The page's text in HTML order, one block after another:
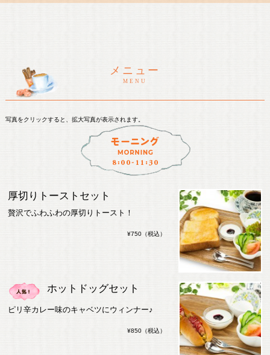
メニュー
MENU
写真をクリックすると、拡大写真が表示されます。
厚切りトーストセット
贅沢でふわふわの厚切りトースト！
¥750（税込）
ホットドッグセット
ピリ辛カレー味のキャベツにウィンナー♪
¥850（税込）